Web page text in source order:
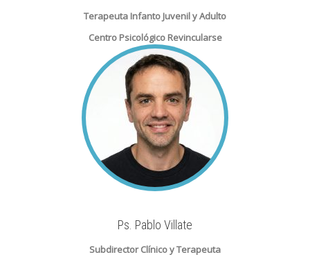
Terapeuta Infanto Juvenil y Adulto
Centro Psicológico Revincularse
Ps. Pablo Villate
Subdirector Clínico y Terapeuta